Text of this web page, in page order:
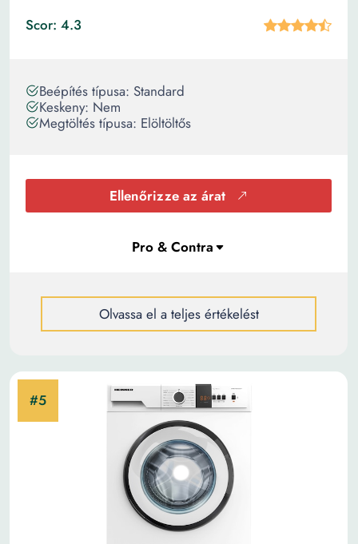
Scor: 4.3
Beépítés típusa: Standard
Keskeny: Nem
Megtöltés típusa: Elöltöltős
Ellenőrizze az árat
Olvassa el a teljes értékelést